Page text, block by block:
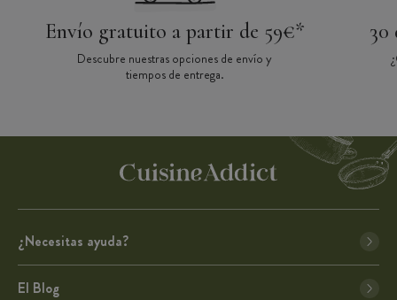
Envío gratuito a partir de 59€*
Descubre nuestras opciones de envío y
tiempos de entrega.
30
¿Necesitas ayuda?
El Blog